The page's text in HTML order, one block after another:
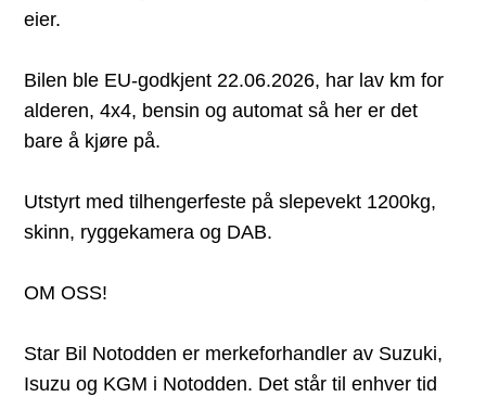
eier.
Bilen ble EU-godkjent 22.06.2026, har lav km for
alderen, 4x4, bensin og automat så her er det
bare å kjøre på.
Utstyrt med tilhengerfeste på slepevekt 1200kg,
skinn, ryggekamera og DAB.
OM OSS!
Star Bil Notodden er merkeforhandler av Suzuki,
Isuzu og KGM i Notodden. Det står til enhver tid